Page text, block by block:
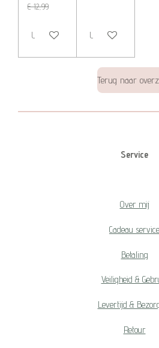
€ 12,99
Uitverkocht Uitverkocht
Terug naar
Service
Over mij
Cadeau service
Betaling
Veiligheid &
Levertijd &
Retour